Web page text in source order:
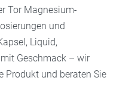
Tor Magnesium-
und
Liquid,
Geschmack – wir
Produkt und beraten Sie